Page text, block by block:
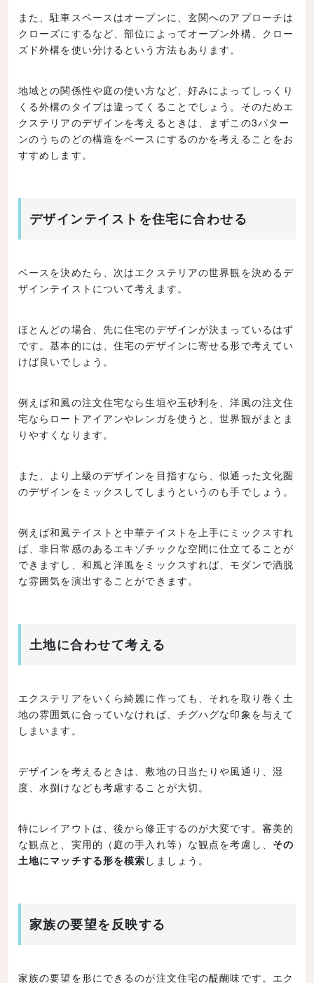
また、駐車スペースはオープンに、玄関へのアプローチは
クローズにするなど、部位によってオープン外構、クロー
ズド外構を使い分けるという方法もあります。
地域との関係性や庭の使い方など、好みによってしっくり
くる外構のタイプは違ってくることでしょう。そのためエ
クステリアのデザインを考えるときは、まずこの3パター
ンのうちのどの構造をベースにするのかを考えることをお
すすめします。
デザインテイストを住宅に合わせる
ベースを決めたら、次はエクステリアの世界観を決めるデ
ザインテイストについて考えます。
ほとんどの場合、先に住宅のデザインが決まっているはず
です。基本的には、住宅のデザインに寄せる形で考えてい
けば良いでしょう。
例えば和風の注文住宅なら生垣や玉砂利を、洋風の注文住
宅ならロートアイアンやレンガを使うと、世界観がまとま
りやすくなります。
また、より上級のデザインを目指すなら、似通った文化圏
のデザインをミックスしてしまうというのも手でしょう。
例えば和風テイストと中華テイストを上手にミックスすれ
ば、非日常感のあるエキゾチックな空間に仕立てることが
できますし、和風と洋風をミックスすれば、モダンで洒脱
な雰囲気を演出することができます。
土地に合わせて考える
エクステリアをいくら綺麗に作っても、それを取り巻く土
地の雰囲気に合っていなければ、チグハグな印象を与えて
しまいます。
デザインを考えるときは、敷地の日当たりや風通り、湿
度、水捌けなども考慮することが大切。
特にレイアウトは、後から修正するのが大変です。審美的
な観点と、実用的（庭の手入れ等）な観点を考慮し、 その
土地にマッチする形を模索 しましょう。
家族の要望を反映する
家族の要望を形にできるのが注文住宅の醍醐味です。エク